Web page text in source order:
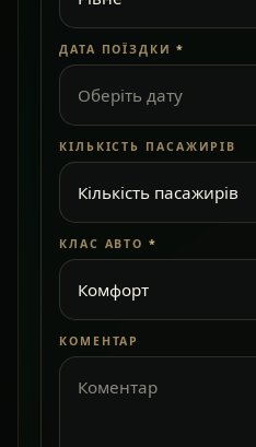
ДАТА ПОЇЗДКИ *
Оберіть дату
КІЛЬКІСТЬ ПАСАЖИРІВ
КЛАС АВТО *
КОМЕНТАР